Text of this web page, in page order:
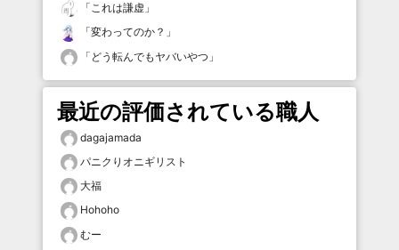
「これは謙虚 」
「変わってのか？ 」
「 どう転んでもヤバいやつ 」
最近の評価されている職人
dagajamada
パニクりオニギリスト
大福
Hohoho
むー